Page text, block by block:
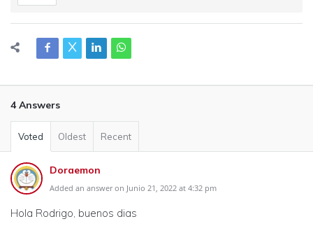
4 Answers
Voted Oldest Recent
Doraemon
Added an answer on Junio 21, 2022 at 4:32 pm
Hola Rodrigo, buenos dias